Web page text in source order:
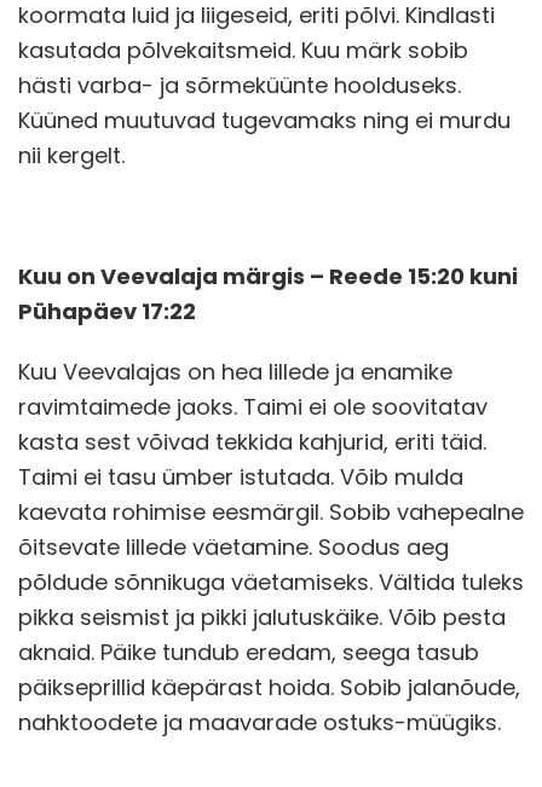
koormata luid ja liigeseid, eriti põlvi. Kindlasti
kasutada põlvekaitsmeid. Kuu märk sobib
hästi varba- ja sõrmeküünte hoolduseks.
Küüned muutuvad tugevamaks ning ei murdu
nii kergelt.
Kuu on Veevalaja märgis – Reede 15:20 kuni
Pühapäev 17:22
Kuu Veevalajas on hea lillede ja enamike
ravimtaimede jaoks. Taimi ei ole soovitatav
kasta sest võivad tekkida kahjurid, eriti täid.
Taimi ei tasu ümber istutada. Võib mulda
kaevata rohimise eesmärgil. Sobib vahepealne
õitsevate lillede väetamine. Soodus aeg
põldude sõnnikuga väetamiseks. Vältida tuleks
pikka seismist ja pikki jalutuskäike. Võib pesta
aknaid. Päike tundub eredam, seega tasub
päikseprillid käepärast hoida. Sobib jalanõude,
nahktoodete ja maavarade ostuks-müügiks.